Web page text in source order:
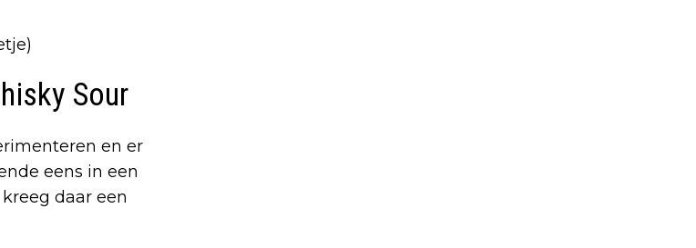
Sour
en er
eens in een
daar een